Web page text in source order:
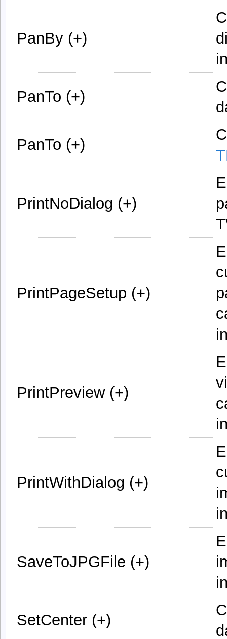
PanBy (+)
PanTo (+)
PanTo (+)
PrintNoDialog (+)
PrintPageSetup (+)
PrintPreview (+)
PrintWithDialog (+)
SaveToJPGFile (+)
SetCenter (+)